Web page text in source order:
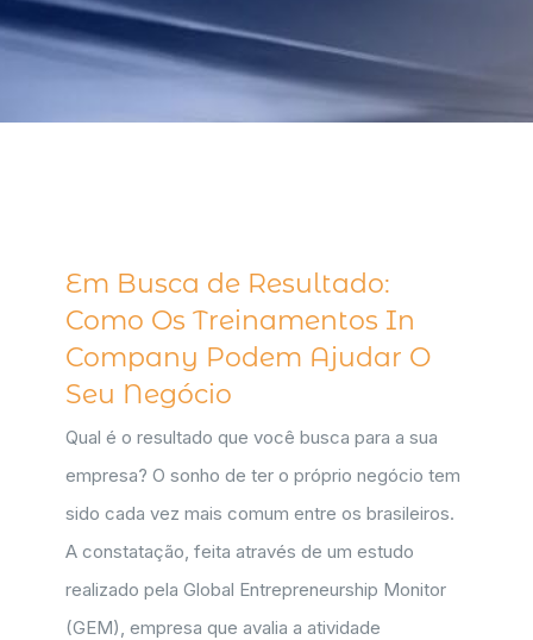
Em Busca de Resultado:
Como Os Treinamentos In
Company Podem Ajudar O
Seu Negócio
Qual é o resultado que você busca para a sua
empresa? O sonho de ter o próprio negócio tem
sido cada vez mais comum entre os brasileiros.
A constatação, feita através de um estudo
realizado pela Global Entrepreneurship Monitor
(GEM), empresa que avalia a atividade